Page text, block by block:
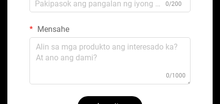
0/200
Mensahe
0/1000